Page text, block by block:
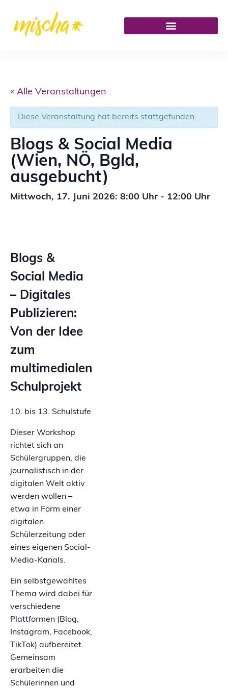
« Alle Veranstaltungen
Diese Veranstaltung hat bereits stattgefunden.
Blogs & Social Media
(Wien, NÖ, Bgld,
ausgebucht)
Mittwoch, 17. Juni 2026: 8:00 Uhr - 12:00 Uhr
Blogs &
Social Media
– Digitales
Publizieren:
Von der Idee
zum
multimedialen
Schulprojekt
10. bis 13. Schulstufe
Dieser Workshop
richtet sich an
Schülergruppen, die
journalistisch in der
digitalen Welt aktiv
werden wollen –
etwa in Form einer
digitalen
Schülerzeitung oder
eines eigenen Social-
Media-Kanals.
Ein selbstgewähltes
Thema wird dabei für
verschiedene
Plattformen (Blog,
Instagram, Facebook,
TikTok) aufbereitet.
Gemeinsam
erarbeiten die
Schülerinnen und